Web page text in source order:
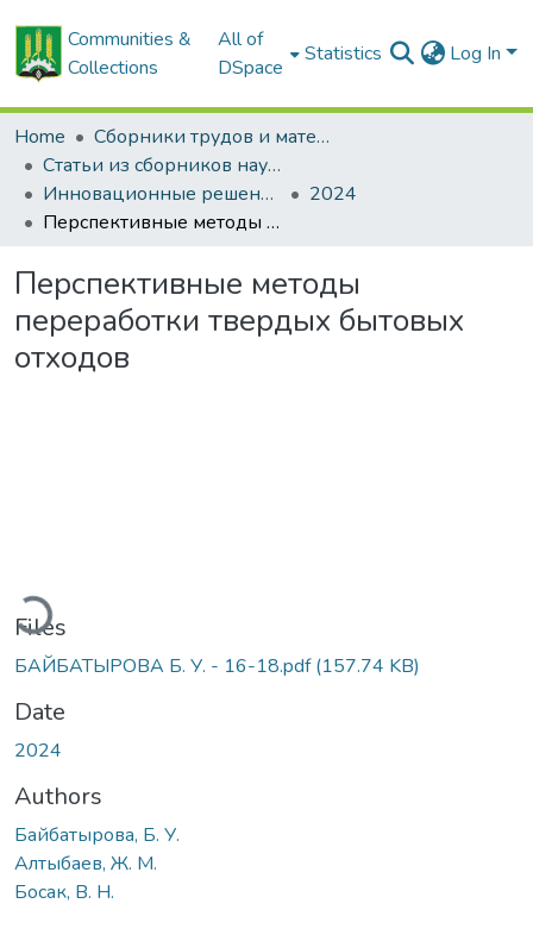
Communities &
Collections
All of
DSpace
Statistics Log In
Home
Сборники трудов и материалов конференций
Статьи из сборников научных трудов
Инновационные решения в технологиях и механизации сельскохозяйственного производства
2024
Перспективные методы переработки твердых бытовых отходов
Перспективные методы
переработки твердых бытовых
отходов
Loading...
Files
БАЙБАТЫРОВА Б. У. - 16-18.pdf(157.74 KB)
Date
2024
Authors
Байбатырова, Б. У.
Алтыбаев, Ж. М.
Босак, В. Н.